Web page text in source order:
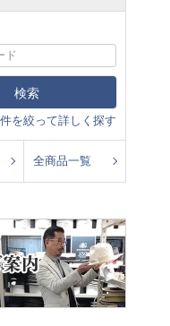
検索
を絞って詳しく探す
全商品一覧